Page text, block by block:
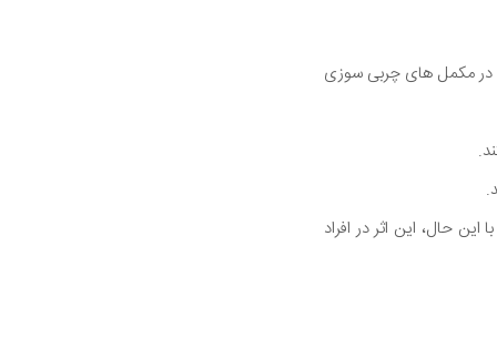
در مکمل های چربی سوزی
حال، این اثر در افراد